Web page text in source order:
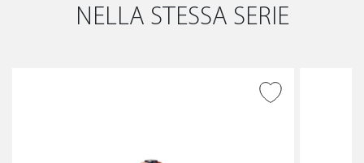
NELLA STESSA SERIE